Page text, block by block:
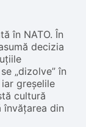
în NATO. În
decizia
„dizolve” în
greșelile
cultură
învățarea din